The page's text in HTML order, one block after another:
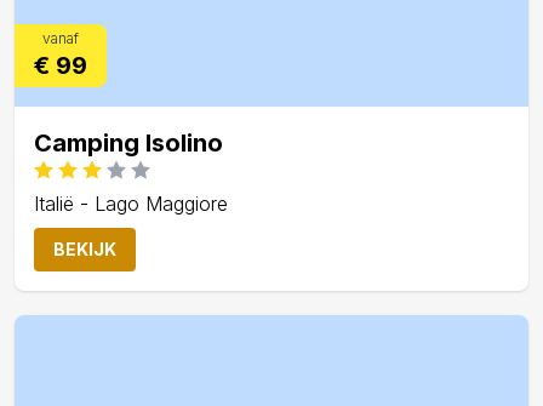
vanaf
€ 99
Camping Isolino
Italië - Lago Maggiore
BEKIJK